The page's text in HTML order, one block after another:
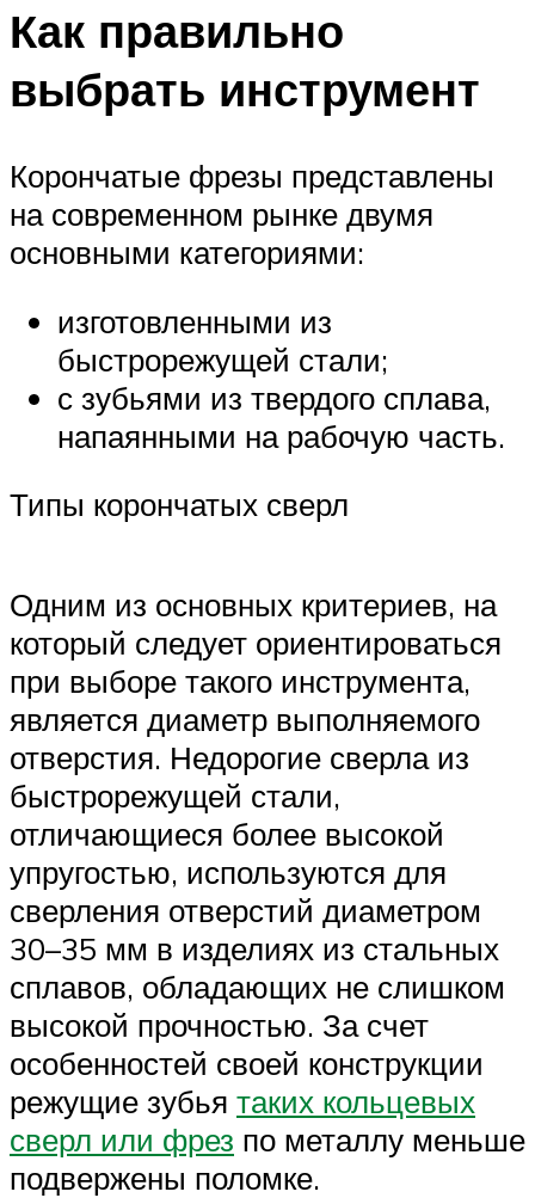
Как правильно
выбрать инструмент
Корончатые фрезы представлены
на современном рынке двумя
основными категориями:
изготовленными из
быстрорежущей стали;
с зубьями из твердого сплава,
напаянными на рабочую часть.
Типы корончатых сверл
Одним из основных критериев, на
который следует ориентироваться
при выборе такого инструмента,
является диаметр выполняемого
отверстия. Недорогие сверла из
быстрорежущей стали,
отличающиеся более высокой
упругостью, используются для
сверления отверстий диаметром
30–35 мм в изделиях из стальных
сплавов, обладающих не слишком
высокой прочностью. За счет
особенностей своей конструкции
режущие зубья таких кольцевых
сверл или фрез по металлу меньше
подвержены поломке.